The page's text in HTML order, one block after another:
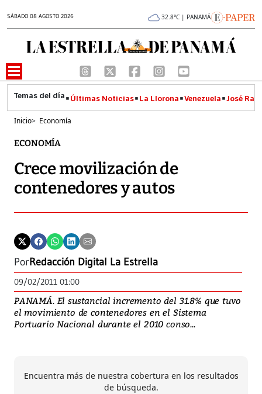
SÁBADO 08 AGOSTO 2026 32.8°C | PANAMÁ
Últimas Noticias La Llorona Venezuela José
Inicio> Economía
ECONOMÍA
Crece movilización de
contenedores y autos
PorRedacción Digital La Estrella
09/02/2011 01:00
PANAMÁ. El sustancial incremento del 31.8% que tuvo
el movimiento de contenedores en el Sistema
Portuario Nacional durante el 2010 conso...
Encuentra más de nuestra cobertura en los resultados
de búsqueda.